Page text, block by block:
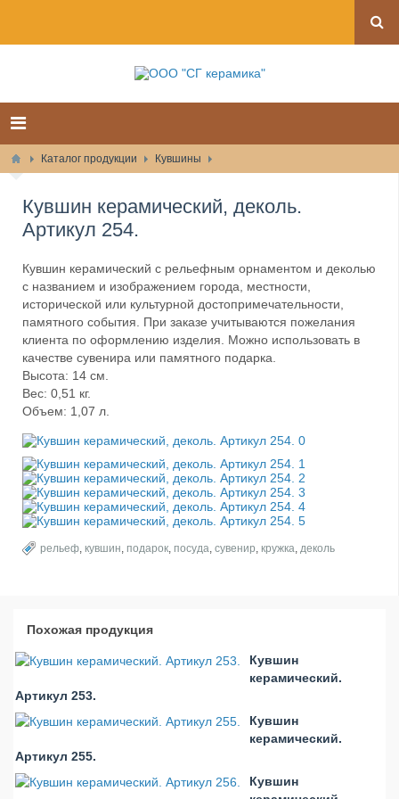
Каталог продукции Кувшины
Кувшин керамический, деколь.
Артикул 254.
Кувшин керамический с рельефным орнаментом и деколью
с названием и изображением города, местности,
исторической или культурной достопримечательности,
памятного события. При заказе учитываются пожелания
клиента по оформлению изделия. Можно использовать в
качестве сувенира или памятного подарка.
Высота: 14 см.
Вес: 0,51 кг.
Объем: 1,07 л.
рельеф, кувшин, подарок, посуда, сувенир, кружка, деколь
Похожая продукция
Кувшин
керамический.
Артикул 253.
Кувшин
керамический.
Артикул 255.
Кувшин